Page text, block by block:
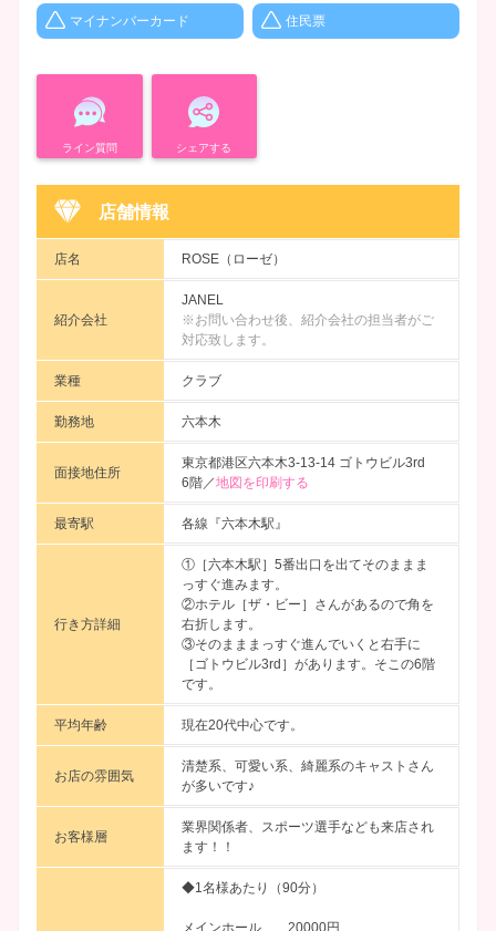
マイナンバーカード 住民票
ライン質問 シェアする
店舗情報
店名 ROSE（ローゼ）
紹介会社
JANEL
※お問い合わせ後、紹介会社の担当者がご
対応致します。
業種 クラブ
勤務地 六本木
面接地住所
東京都港区六本木3-13-14 ゴトウビル3rd
6階／地図を印刷する
最寄駅 各線『六本木駅』
行き方詳細
①［六本木駅］5番出口を出てそのままま
っすぐ進みます。
②ホテル［ザ・ビー］さんがあるので角を
右折します。
③そのまままっすぐ進んでいくと右手に
［ゴトウビル3rd］があります。そこの6階
です。
平均年齢 現在20代中心です。
お店の雰囲気
清楚系、可愛い系、綺麗系のキャストさん
が多いです♪
お客様層
業界関係者、スポーツ選手なども来店され
ます！！
◆1名様あたり（90分）
メインホール 20000円